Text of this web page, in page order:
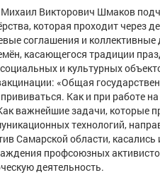
Викторович Шмаков
которая проходит через
соглашения и
касающегося традиции
и культурных
«Общая
Как и при работе
важнейшие задачи,
технологий,
Самарской области,
профсоюзных
деятельность.